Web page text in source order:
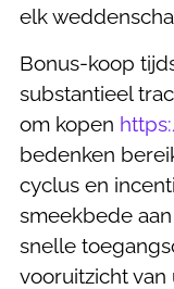
elk
Bonus-koop
substantieel
om kopen
bedenken
cyclus en
smeekbede
snelle
vooruitzicht